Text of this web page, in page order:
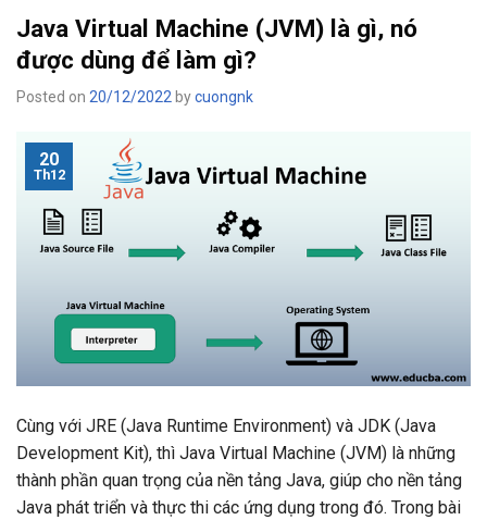
Java Virtual Machine (JVM) là gì, nó
được dùng để làm gì?
Posted on 20/12/2022 bycuongnk
20
Th12
Cùng với JRE (Java Runtime Environment) và JDK (Java
Development Kit), thì Java Virtual Machine (JVM) là những
thành phần quan trọng của nền tảng Java, giúp cho nền tảng
Java phát triển và thực thi các ứng dụng trong đó. Trong bài